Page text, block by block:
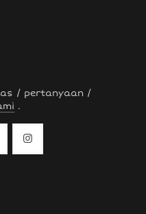
/ pertanyaan /
.